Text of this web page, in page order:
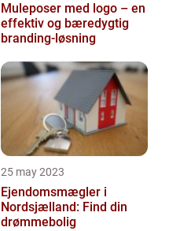
Muleposer med logo – en
effektiv og bæredygtig
branding-løsning
25 may 2023
Ejendomsmægler i
Nordsjælland: Find din
drømmebolig